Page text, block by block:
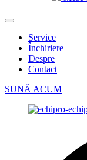
Service
Închiriere
Despre
Contact
SUNĂ ACUM